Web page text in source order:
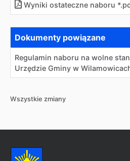
Wyniki ostateczne naboru
Dokumenty powiązane
Regulamin naboru na wolne
Urzędzie Gminy w
Wszystkie zmiany